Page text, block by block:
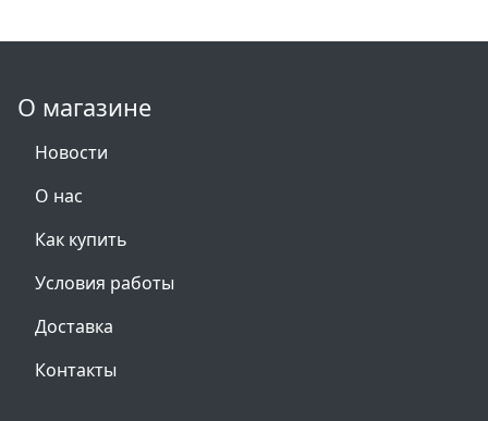
О магазине
Новости
О нас
Как купить
Условия работы
Доставка
Контакты